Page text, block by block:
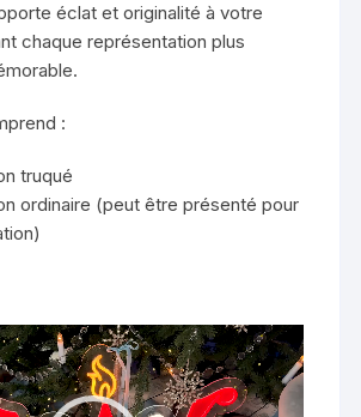
éclat et originalité à votre
chaque représentation plus
:
truqué
ordinaire (peut être présenté pour